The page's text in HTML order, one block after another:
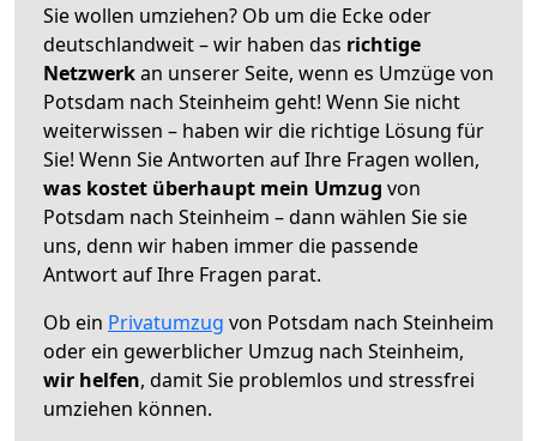
Sie wollen umziehen? Ob um die Ecke oder
deutschlandweit – wir haben das richtige
Netzwerkan unserer Seite, wenn es Umzüge von
Potsdam nach Steinheim geht! Wenn Sie nicht
weiterwissen – haben wir die richtige Lösung für
Sie! Wenn Sie Antworten auf Ihre Fragen wollen,
was kostet überhaupt mein Umzug von
Potsdam nach Steinheim – dann wählen Sie sie
uns, denn wir haben immer die passende
Antwort auf Ihre Fragen parat.
Ob ein Privatumzug von Potsdam nach Steinheim
oder ein gewerblicher Umzug nach Steinheim,
wir helfen, damit Sie problemlos und stressfrei
umziehen können.